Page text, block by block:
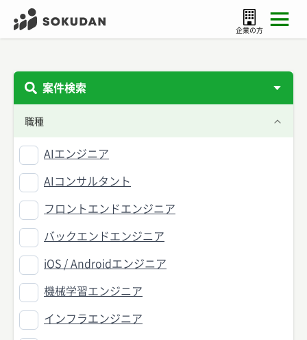
企業の方
案件検索
職種
AIエンジニア
AIコンサルタント
フロントエンドエンジニア
バックエンドエンジニア
iOS / Androidエンジニア
機械学習エンジニア
インフラエンジニア